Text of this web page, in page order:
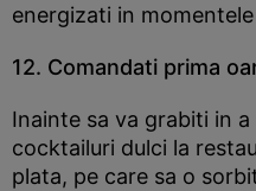
energizati in
12. Comandati prima
Inainte sa va grabiti in
cocktailuri dulci la
plata, pe care sa o